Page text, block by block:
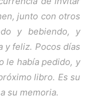
junto con otros
y bebiendo, y
y feliz. Pocos días
le había pedido, y
libro. Es su
su memoria.